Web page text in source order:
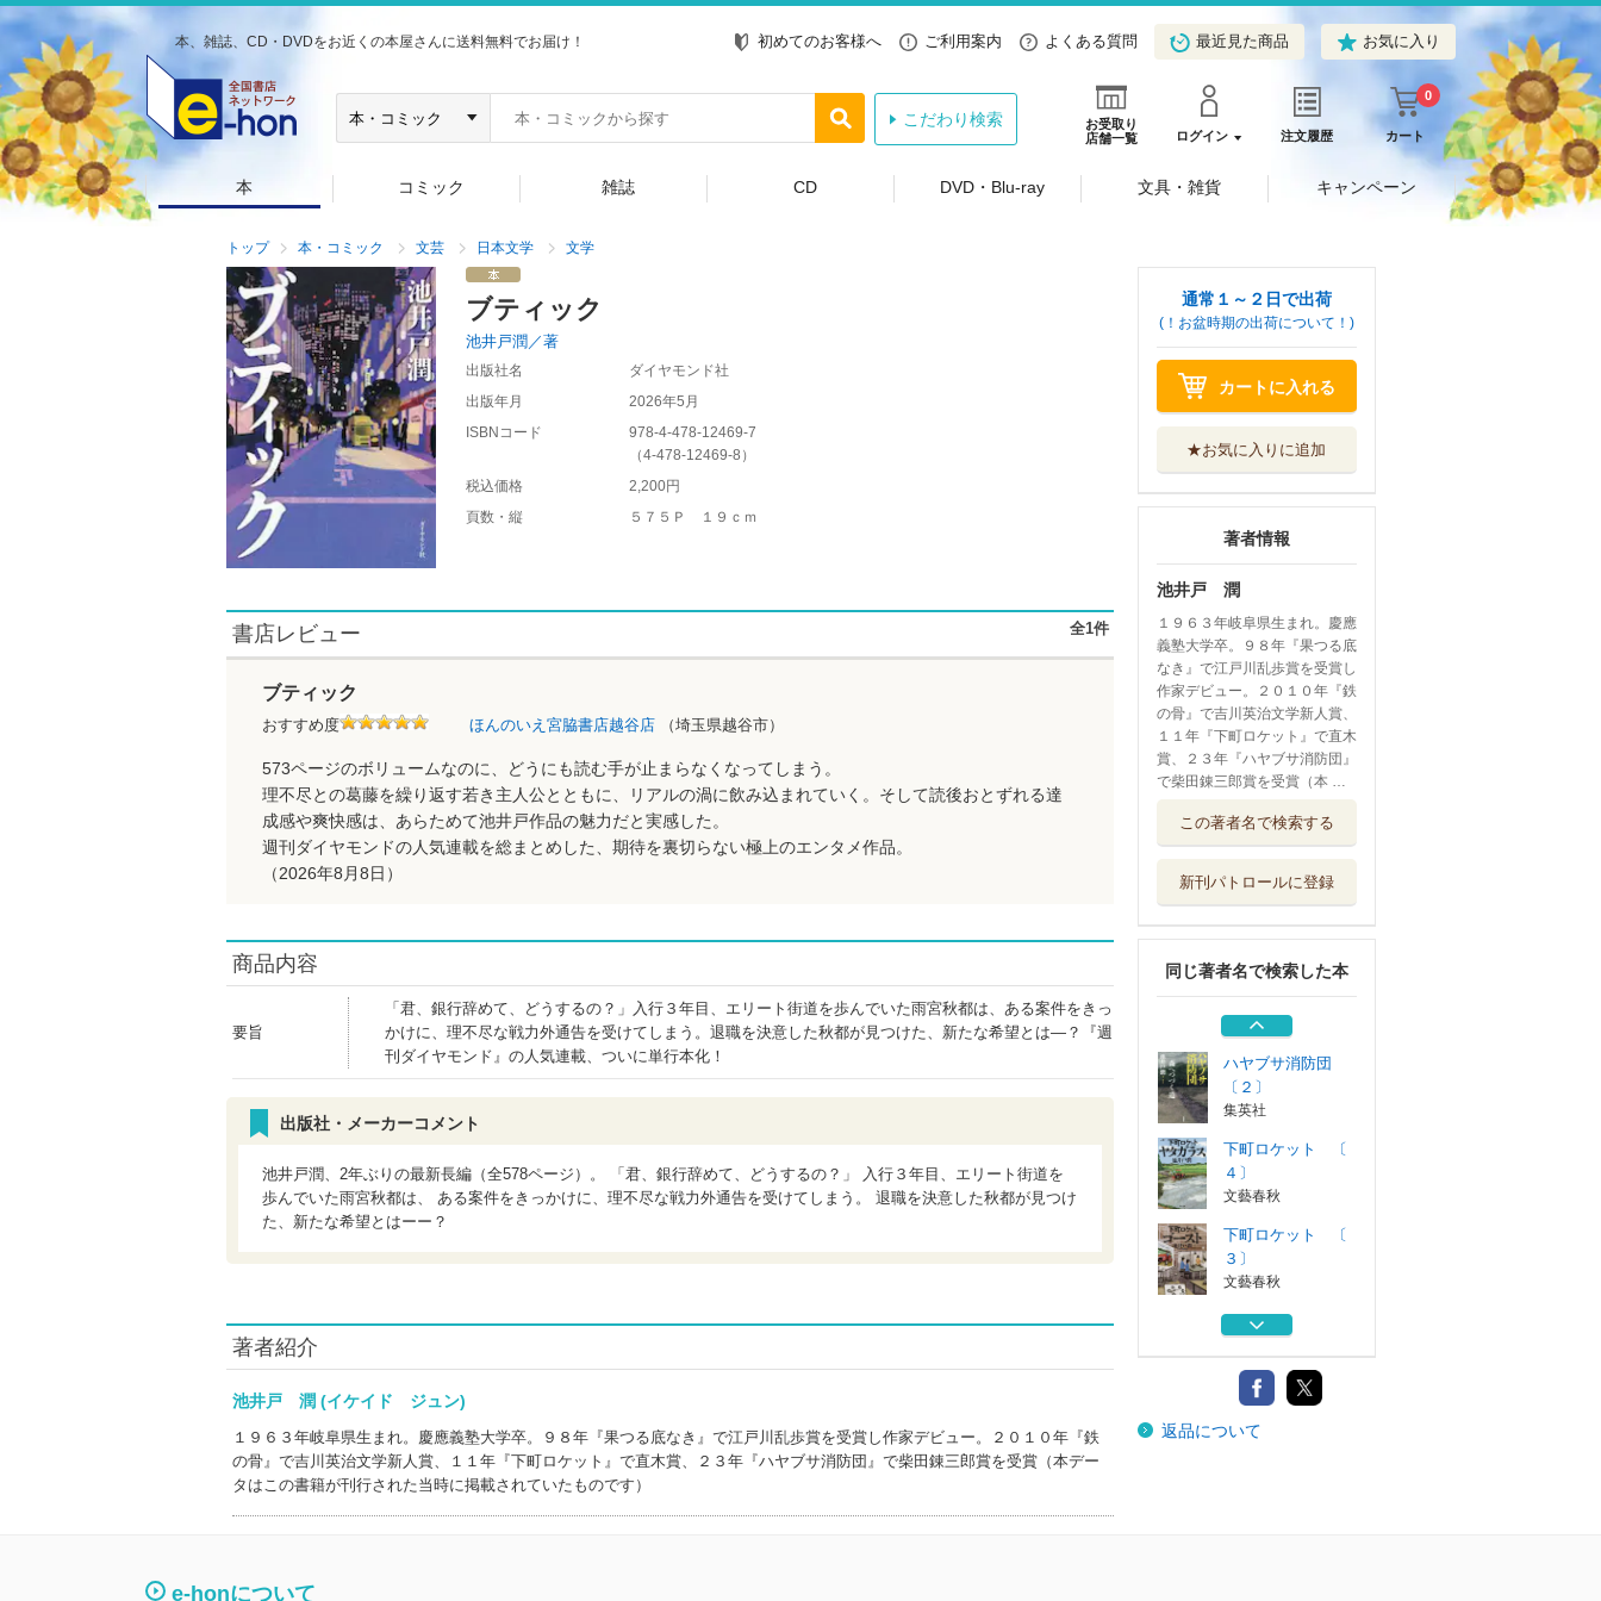
本、雑誌、CD・DVDをお近くの本屋さんに送料無料でお届け！ 初めてのお客様へ ご利用案内 よくある質問 最近見た商品 お気に入り
お受取り
店舗一覧
ログイン 注文履歴 カート
0
こだわり検索
本 コミック 雑誌 CD DVD・Blu-ray 文具・雑貨 キャンペーン
トップ 本・コミック 文芸 日本文学 文学
ブティック
池井戸潤／著
出版社名
ダイヤモンド社
出版年月
2026年5月
ISBNコード
978-4-478-12469-7
（4-478-12469-8 ）
税込価格
2,200円
頁数・縦
５７５Ｐ １９ｃｍ
書店レビュー 全1件
ブティック
おすすめ度 ほんのいえ宮脇書店越谷店 （埼玉県越谷市）
573ページのボリュームなのに、どうにも読む手が止まらなくなってしまう。
理不尽との葛藤を繰り返す若き主人公とともに、リアルの渦に飲み込まれていく。そして読後おとずれる達
成感や爽快感は、あらためて池井戸作品の魅力だと実感した。
週刊ダイヤモンドの人気連載を総まとめした、期待を裏切らない極上のエンタメ作品。
（2026年8月8日）
商品内容
要旨
「君、銀行辞めて、どうするの？」入行３年目、エリート街道を歩んでいた雨宮秋都は、ある案件をきっ
かけに、理不尽な戦力外通告を受けてしまう。退職を決意した秋都が見つけた、新たな希望とは―？『週
刊ダイヤモンド』の人気連載、ついに単行本化！
出版社・メーカーコメント
池井戸潤、2年ぶりの最新長編（全578ページ）。 「君、銀行辞めて、どうするの？」 入行３年目、エリート街道を
歩んでいた雨宮秋都は、 ある案件をきっかけに、理不尽な戦力外通告を受けてしまう。 退職を決意した秋都が見つけ
た、新たな希望とはーー？
著者紹介
池井戸 潤 (イケイド ジュン)
１９６３年岐阜県生まれ。慶應義塾大学卒。９８年『果つる底なき』で江戸川乱歩賞を受賞し作家デビュー。２０１０年『鉄
の骨』で吉川英治文学新人賞、１１年『下町ロケット』で直木賞、２３年『ハヤブサ消防団』で柴田錬三郎賞を受賞（本デー
タはこの書籍が刊行された当時に掲載されていたものです）
通常１～２日で出荷
(！お盆時期の出荷について！)
カートに入れる
★お気に入りに追加
著者情報
池井戸 潤
１９６３年岐阜県生まれ。慶應
義塾大学卒。９８年『果つる底
なき』で江戸川乱歩賞を受賞し
作家デビュー。２０１０年『鉄
の骨』で吉川英治文学新人賞、
１１年『下町ロケット』で直木
賞、２３年『ハヤブサ消防団』
で柴田錬三郎賞を受賞（本 …
この著者名で検索する
新刊パトロールに登録
同じ著者名で検索した本
３〕
架空通貨
果つる底なき
講談社
ハヤブサ消防団
〔２〕
集英社
下町ロケット 〔
４〕
文藝春秋
下町ロケット 〔
３〕
文藝春秋
架空通貨
果つる底なき
講談社
返品について
e-honについて